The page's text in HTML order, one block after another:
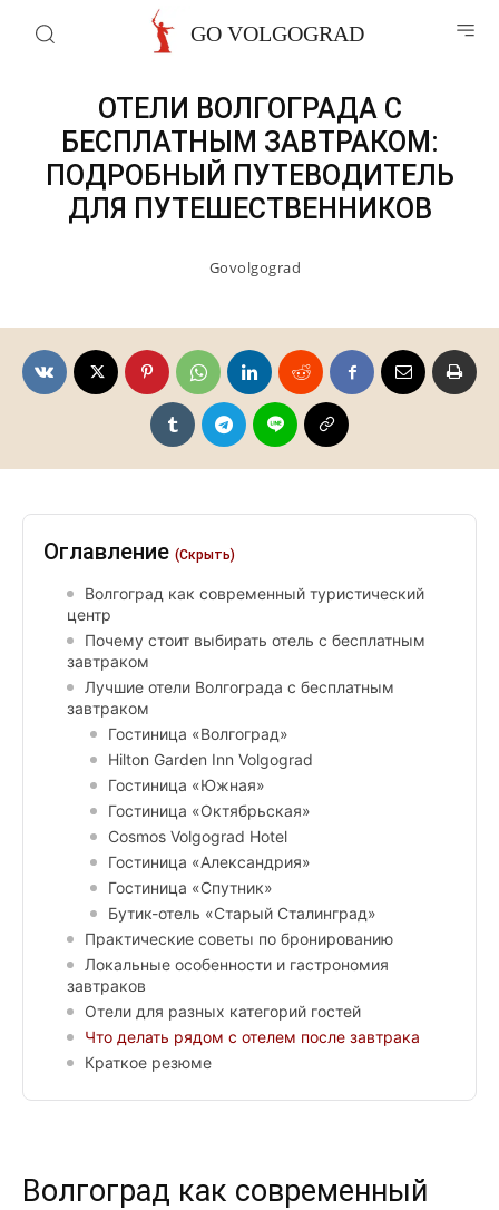
GO VOLGOGRAD
Отели волгограда
ОТЕЛИ ВОЛГОГРАДА С
БЕСПЛАТНЫМ ЗАВТРАКОМ:
ПОДРОБНЫЙ ПУТЕВОДИТЕЛЬ
ДЛЯ ПУТЕШЕСТВЕННИКОВ
Govolgograd
Оглавление (Скрыть)
Волгоград как современный туристический
центр
Почему стоит выбирать отель с бесплатным
завтраком
Лучшие отели Волгограда с бесплатным
завтраком
Гостиница «Волгоград»
Hilton Garden Inn Volgograd
Гостиница «Южная»
Гостиница «Октябрьская»
Cosmos Volgograd Hotel
Гостиница «Александрия»
Гостиница «Спутник»
Бутик-отель «Старый Сталинград»
Практические советы по бронированию
Локальные особенности и гастрономия
завтраков
Отели для разных категорий гостей
Что делать рядом с отелем после завтрака
Краткое резюме
Волгоград как современный